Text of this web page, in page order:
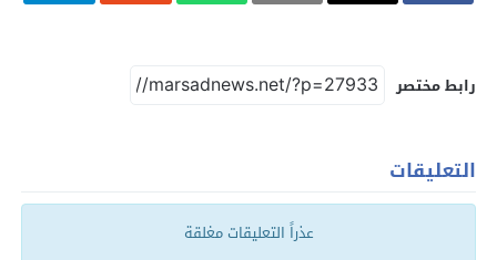
رابط مختصر
التعليقات
عذراً التعليقات مغلقة